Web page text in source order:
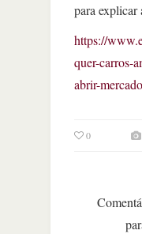
para explicar
https://
quer-carros-
abrir-
0